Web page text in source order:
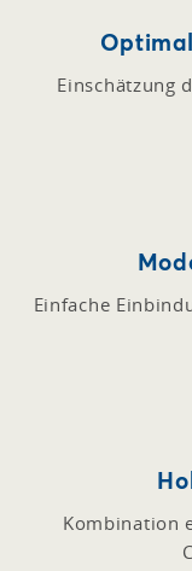
Einschätzung
Einfache
Kombination